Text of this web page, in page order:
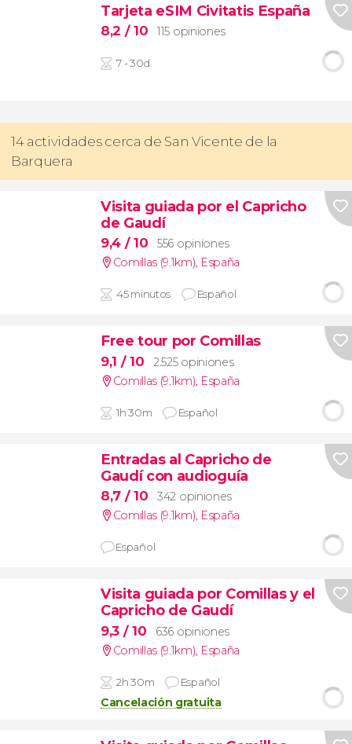
Tarjeta eSIM Civitatis España
8,2 / 10 115 opiniones
7 - 30d
14 actividades cerca de San Vicente de la
Barquera
Visita guiada por el Capricho
de Gaudí
9,4 / 10
556 opiniones
Comillas (9.1km), España
45 minutos Español
Free tour por Comillas
9,1 / 10
2.525 opiniones
Comillas (9.1km), España
1h 30m Español
Entradas al Capricho de
Gaudí con audioguía
8,7 / 10
342 opiniones
Comillas (9.1km), España
Español
Visita guiada por Comillas y el
Capricho de Gaudí
9,3 / 10
636 opiniones
Comillas (9.1km), España
2h 30m Español
Cancelación gratuita